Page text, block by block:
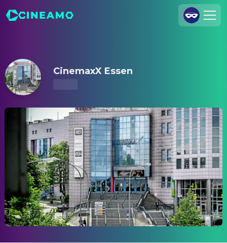
Impressum
Datenschutzerklärung
Datenschutzeinstellungen
CinemaxX Essen